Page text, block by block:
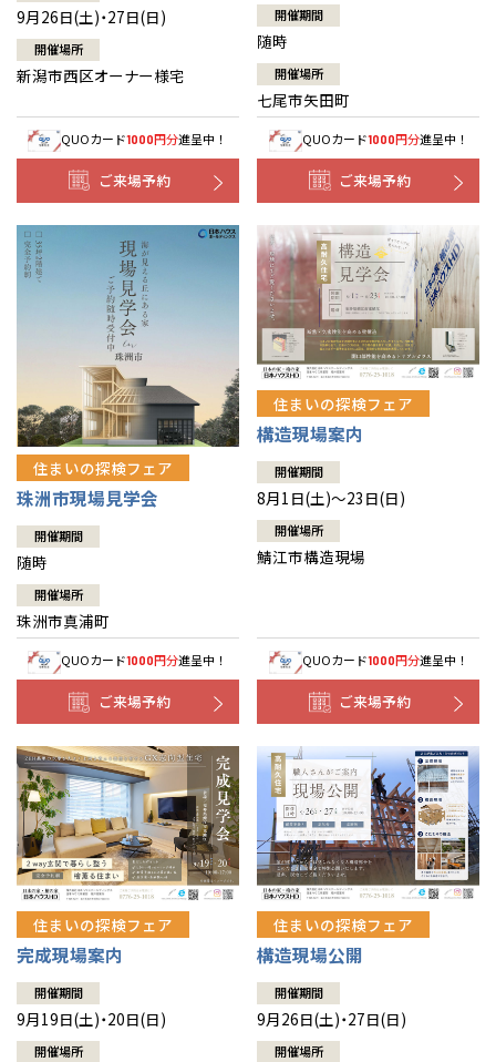
9月26日(土)・27日(日)
開催場所
新潟市西区オーナー様宅
QUOカード1000円分進呈中！
ご来場予約
開催期間
随時
開催場所
七尾市矢田町
QUOカード1000円分進呈中！
ご来場予約
住まいの探検フェア
珠洲市現場見学会
開催期間
随時
開催場所
珠洲市真浦町
QUOカード1000円分進呈中！
ご来場予約
住まいの探検フェア
構造現場案内
開催期間
8月1日(土)～23日(日)
開催場所
鯖江市構造現場
QUOカード1000円分進呈中！
ご来場予約
住まいの探検フェア
完成現場案内
開催期間
9月19日(土)・20日(日)
開催場所
住まいの探検フェア
構造現場公開
開催期間
9月26日(土)・27日(日)
開催場所